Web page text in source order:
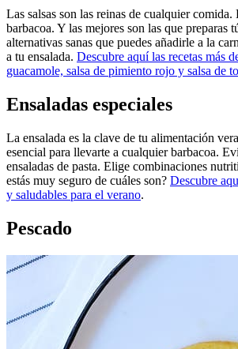
Las salsas son las reinas de cualquier comida.
barbacoa. Y las mejores son las que preparas
alternativas sanas que puedes añadirle a la
a tu ensalada. Descubre aquí las recetas más
guacamole, salsa de pimiento rojo y salsa de
Ensaladas especiales
La ensalada es la clave de tu alimentación
esencial para llevarte a cualquier barbacoa.
ensaladas de pasta. Elige combinaciones
estás muy seguro de cuáles son? Descubre
y saludables para el verano.
Pescado